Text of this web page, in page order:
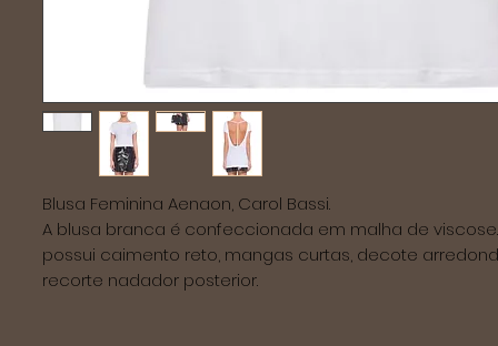
Blusa Feminina Aenaon, Carol Bassi.
A blusa branca é confeccionada em malha de
possui caimento reto, mangas curtas, decote
recorte nadador posterior.